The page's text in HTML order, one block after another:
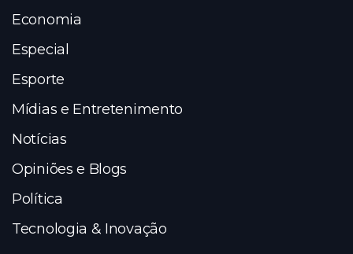
Economia
Especial
Esporte
Mídias e Entretenimento
Notícias
Opiniões e Blogs
Política
Tecnologia & Inovação